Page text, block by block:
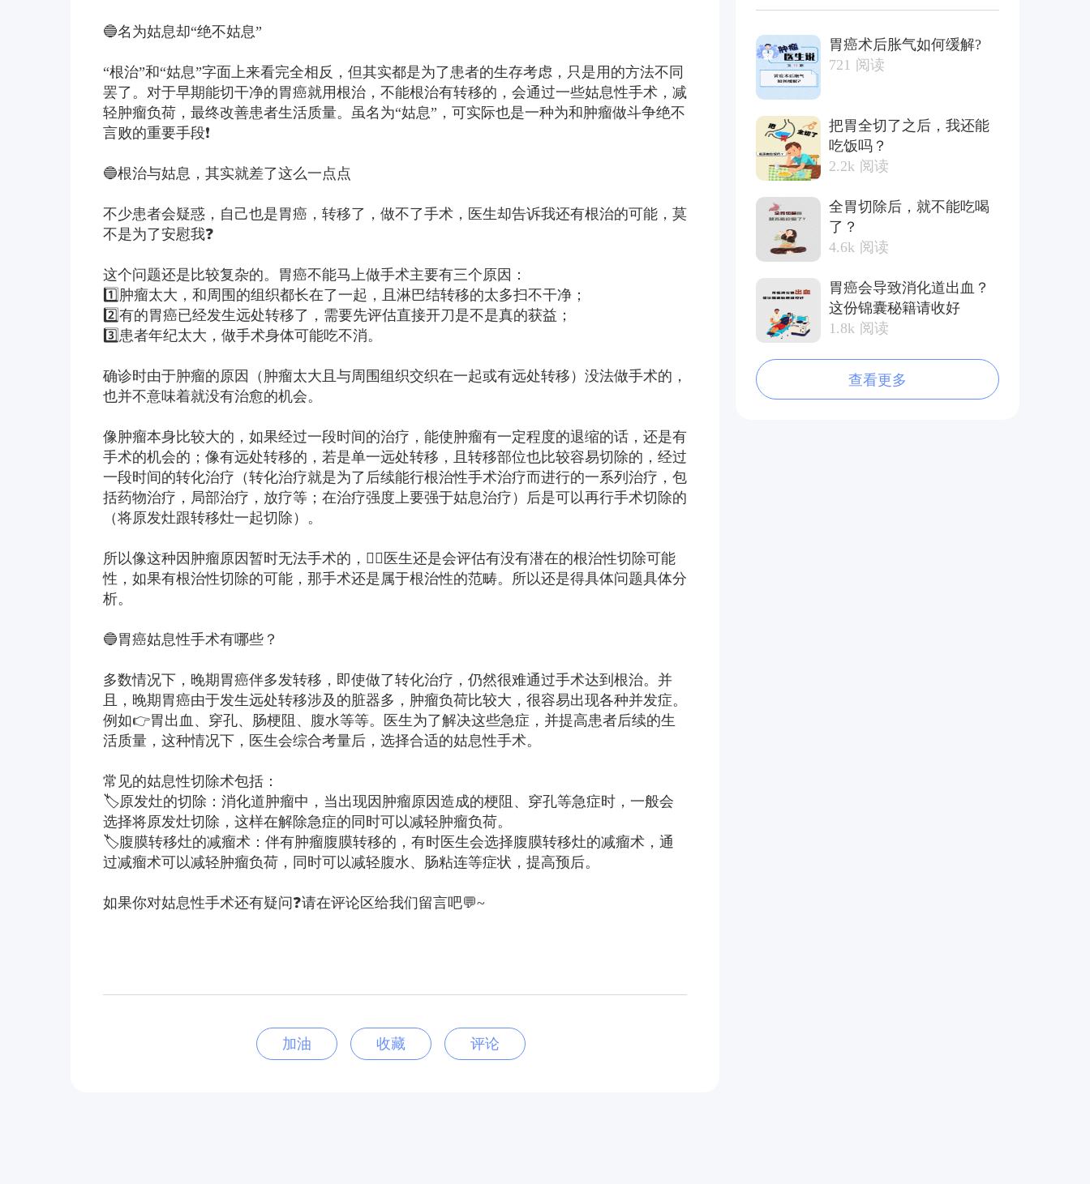
🔵名为姑息却“绝不姑息”
“根治”和“姑息”字面上来看完全相反，但其实都是为了患者的生存考虑，只是用的方法不同
罢了。对于早期能切干净的胃癌就用根治，不能根治有转移的，会通过一些姑息性手术，减
轻肿瘤负荷，最终改善患者生活质量。虽名为“姑息”，可实际也是一种为和肿瘤做斗争绝不
言败的重要手段❗️
🔵根治与姑息，其实就差了这么一点点
不少患者会疑惑，自己也是胃癌，转移了，做不了手术，医生却告诉我还有根治的可能，莫
不是为了安慰我❓
这个问题还是比较复杂的。胃癌不能马上做手术主要有三个原因：
1️⃣肿瘤太大，和周围的组织都长在了一起，且淋巴结转移的太多扫不干净；
2️⃣有的胃癌已经发生远处转移了，需要先评估直接开刀是不是真的获益；
3️⃣患者年纪太大，做手术身体可能吃不消。
确诊时由于肿瘤的原因（肿瘤太大且与周围组织交织在一起或有远处转移）没法做手术的，
也并不意味着就没有治愈的机会。
像肿瘤本身比较大的，如果经过一段时间的治疗，能使肿瘤有一定程度的退缩的话，还是有
手术的机会的；像有远处转移的，若是单一远处转移，且转移部位也比较容易切除的，经过
一段时间的转化治疗（转化治疗就是为了后续能行根治性手术治疗而进行的一系列治疗，包
括药物治疗，局部治疗，放疗等；在治疗强度上要强于姑息治疗）后是可以再行手术切除的
（将原发灶跟转移灶一起切除）。
所以像这种因肿瘤原因暂时无法手术的，👨‍⚕️‍医生还是会评估有没有潜在的根治性切除可能
性，如果有根治性切除的可能，那手术还是属于根治性的范畴。所以还是得具体问题具体分
析。
🔵胃癌姑息性手术有哪些？
多数情况下，晚期胃癌伴多发转移，即使做了转化治疗，仍然很难通过手术达到根治。并
且，晚期胃癌由于发生远处转移涉及的脏器多，肿瘤负荷比较大，很容易出现各种并发症。
例如👉胃出血、穿孔、肠梗阻、腹水等等。医生为了解决这些急症，并提高患者后续的生
活质量，这种情况下，医生会综合考量后，选择合适的姑息性手术。
常见的姑息性切除术包括：
🏷原发灶的切除：消化道肿瘤中，当出现因肿瘤原因造成的梗阻、穿孔等急症时，一般会
选择将原发灶切除，这样在解除急症的同时可以减轻肿瘤负荷。
🏷腹膜转移灶的减瘤术：伴有肿瘤腹膜转移的，有时医生会选择腹膜转移灶的减瘤术，通
过减瘤术可以减轻肿瘤负荷，同时可以减轻腹水、肠粘连等症状，提高预后。
如果你对姑息性手术还有疑问❓请在评论区给我们留言吧💬~
加油 收藏 评论
胃癌术后胀气如何缓解?
721 阅读
把胃全切了之后，我还能
吃饭吗？
2.2k 阅读
全胃切除后，就不能吃喝
了？
4.6k 阅读
胃癌会导致消化道出血？
这份锦囊秘籍请收好
1.8k 阅读
查看更多